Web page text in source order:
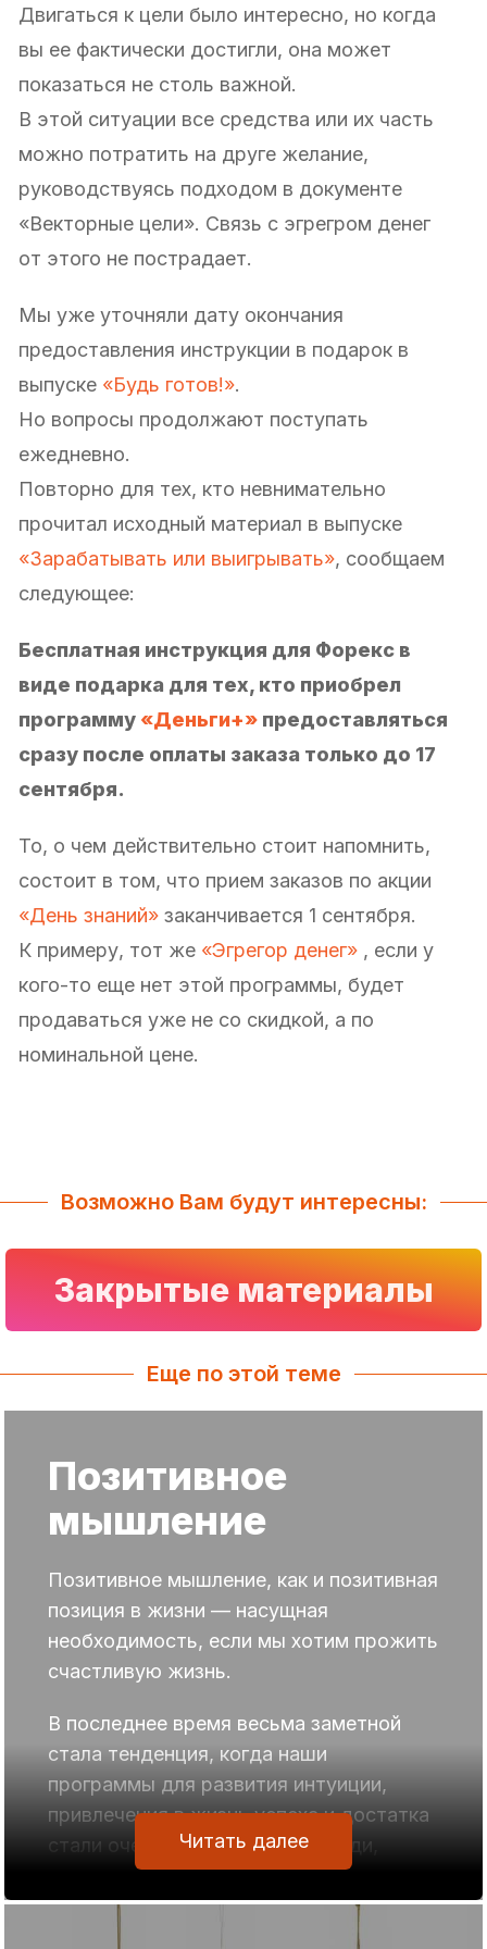
Двигаться к цели было интересно, но когда
вы ее фактически достигли, она может
показаться не столь важной.
В этой ситуации все средства или их часть
можно потратить на друге желание,
руководствуясь подходом в документе
«Векторные цели». Связь с эгрегром денег
от этого не пострадает.
Мы уже уточняли дату окончания
предоставления инструкции в подарок в
выпуске «Будь готов!».
Но вопросы продолжают поступать
ежедневно.
Повторно для тех, кто невнимательно
прочитал исходный материал в выпуске
«Зарабатывать или выигрывать», сообщаем
следующее:
Бесплатная инструкция для Форекс в
виде подарка для тех, кто приобрел
программу «Деньги+» предоставляться
сразу после оплаты заказа только до 17
сентября.
То, о чем действительно стоит напомнить,
состоит в том, что прием заказов по акции
«День знаний» заканчивается 1 сентября.
К примеру, тот же «Эгрегор денег» , если у
кого-то еще нет этой программы, будет
продаваться уже не со скидкой, а по
номинальной цене.
Возможно Вам будут интересны:
Закрытые материалы
Еще по этой теме
Позитивное
мышление
Позитивное мышление, как и позитивная
позиция в жизни — насущная
необходимость, если мы хотим прожить
счастливую жизнь.
В последнее время весьма заметной
стала тенденция, когда наши
программы для развития интуиции,
привлечения в жизнь успеха и достатка
стали очень часто покупать люди,
имеющие многолетний опыт изучения и
освоения различных духовных практик.
Читать далее